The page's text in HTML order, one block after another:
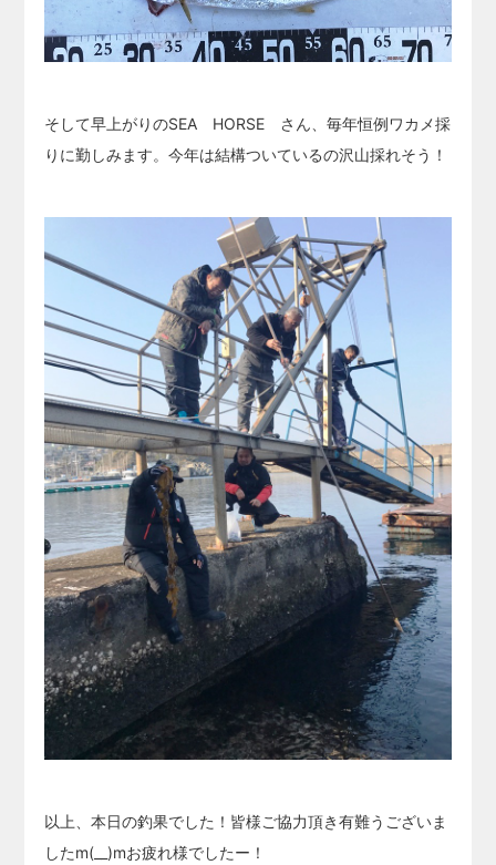
そして早上がりのSEA HORSE さん、毎年恒例ワカメ採
りに勤しみます。今年は結構ついているの沢山採れそう！
以上、本日の釣果でした！皆様ご協力頂き有難うございま
したm(__)mお疲れ様でしたー！